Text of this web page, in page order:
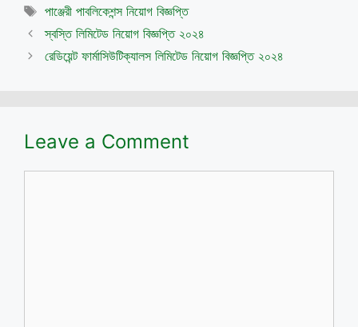
Tags
পাঞ্জেরী পাবলিকেশন্স নিয়োগ বিজ্ঞপ্তি
স্বস্তি লিমিটেড নিয়োগ বিজ্ঞপ্তি ২০২৪
রেডিয়েন্ট ফার্মাসিউটিক্যালস লিমিটেড নিয়োগ বিজ্ঞপ্তি ২০২৪
Leave a Comment